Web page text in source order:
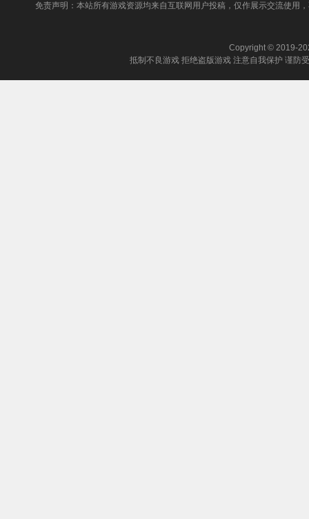
免责声明：本站所有游戏资源均来自互联网用户投稿，仅作展示交流使用
Copyright © 2019-
抵制不良游戏 拒绝盗版游戏 注意自我保护 谨